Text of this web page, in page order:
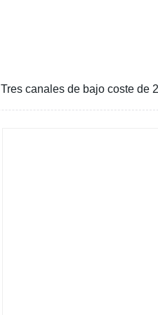
Tres canales de bajo coste de